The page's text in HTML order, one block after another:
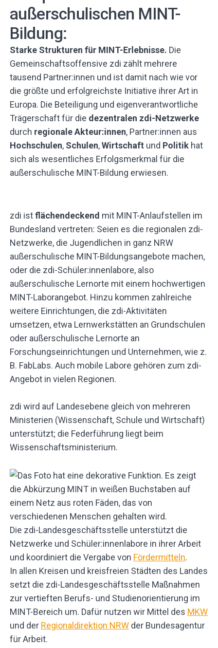
außerschulischen MINT-
Bildung:
Starke Strukturen für MINT-Erlebnisse. Die
Gemeinschaftsoffensive zdi zählt mehrere
tausend Partner:innen und ist damit nach wie vor
die größte und erfolgreichste Initiative ihrer Art in
Europa. Die Beteiligung und eigenverantwortliche
Trägerschaft für die dezentralen zdi-Netzwerke
durch regionale Akteur:innen, Partner:innen aus
Hochschulen, Schulen,Wirtschaft und Politik hat
sich als wesentliches Erfolgsmerkmal für die
außerschulische MINT-Bildung erwiesen.
zdi istflächendeckend mit MINT-Anlaufstellen im
Bundesland vertreten: Seien es die regionalen zdi-
Netzwerke, die Jugendlichen in ganz NRW
außerschulische MINT-Bildungsangebote machen,
oder die zdi-Schüler:innenlabore, also
außerschulische Lernorte mit einem hochwertigen
MINT-Laborangebot. Hinzu kommen zahlreiche
weitere Einrichtungen, die zdi-Aktivitäten
umsetzen, etwa Lernwerkstätten an Grundschulen
oder außerschulische Lernorte an
Forschungseinrichtungen und Unternehmen, wie z.
B. FabLabs. Auch mobile Labore gehören zum zdi-
Angebot in vielen Regionen.
zdi wird auf Landesebene gleich von mehreren
Ministerien (Wissenschaft, Schule und Wirtschaft)
unterstützt; die Federführung liegt beim
Wissenschaftsministerium.
Die zdi-Landesgeschäftsstelle unterstützt die
Netzwerke und Schüler:innenlabore in ihrer Arbeit
und koordiniert die Vergabe von Fördermitteln.
In allen Kreisen und kreisfreien Städten des Landes
setzt die zdi-Landesgeschäftsstelle Maßnahmen
zur vertieften Berufs- und Studienorientierung im
MINT-Bereich um. Dafür nutzen wir Mittel des MKW
und der Regionaldirektion NRW der Bundesagentur
für Arbeit.